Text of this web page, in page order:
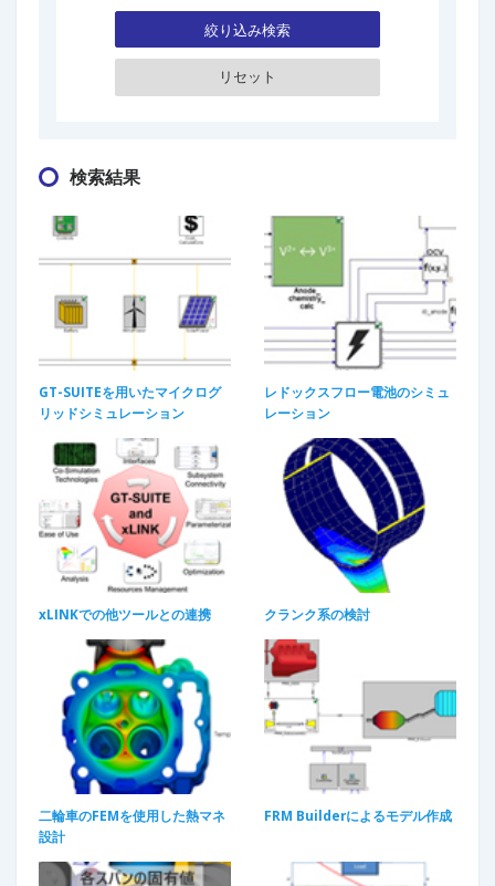
絞り込み検索
検索結果
GT-SUITEを用いたマイクログ
リッドシミュレーション
レドックスフロー電池のシミュ
レーション
xLINKでの他ツールとの連携 クランク系の検討​
二輪車のFEMを使用した熱マネ
設計​
FRM Builderによるモデル作成